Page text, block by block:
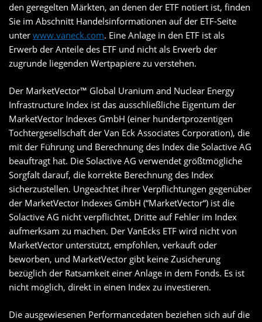
den geregelten Märkten, an denen der ETF notiert ist, finden
Sie im Abschnitt Handelsinformationen auf der ETF-Seite
unter www.vaneck.com. Eine Anlage in den ETF ist als
Erwerb der Anteile des ETF und nicht als Erwerb der
zugrunde liegenden Wertpapiere zu verstehen.
Der MarketVector™ Global Uranium and Nuclear Energy
Infrastructure Index ist das ausschließliche Eigentum der
MarketVector Indexes GmbH (einer hundertprozentigen
Tochtergesellschaft der Van Eck Associates Corporation), die
mit der Führung und Berechnung des Index die Solactive AG
beauftragt hat. Die Solactive AG verwendet größtmögliche
Sorgfalt darauf, die korrekte Berechnung des Index
sicherzustellen. Ungeachtet ihrer Verpflichtungen gegenüber
der MarketVector Indexes GmbH (“MarketVector“) ist die
Solactive AG nicht verpflichtet, Dritte auf Fehler im Index
aufmerksam zu machen. Der VanEcks ETF wird nicht von
MarketVector unterstützt, empfohlen, verkauft oder
beworben, und MarketVector gibt keine Zusicherung
bezüglich der Ratsamkeit einer Anlage in dem Fonds. Es ist
nicht möglich, direkt in einen Index zu investieren.
Die ausgewiesenen Performancedaten beziehen sich auf die